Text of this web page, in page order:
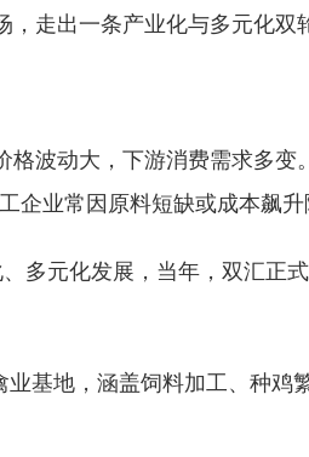
走出一条产业化与多元化双
波动大，下游消费需求多变
业常因原料短缺或成本飙升
多元化发展，当年，双汇正
基地，涵盖饲料加工、种鸡